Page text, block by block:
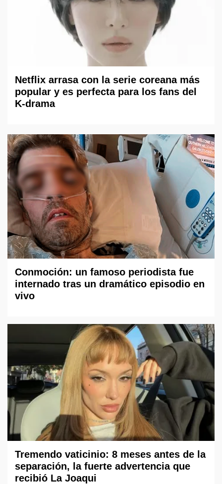
Netflix arrasa con la serie coreana más
popular y es perfecta para los fans del
K-drama
Conmoción: un famoso periodista fue
internado tras un dramático episodio en
vivo
Tremendo vaticinio: 8 meses antes de la
separación, la fuerte advertencia que
recibió La Joaqui